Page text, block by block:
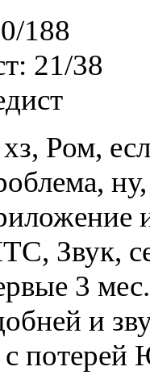
188
21/38
Ром,
Звук,
3
и
потерей